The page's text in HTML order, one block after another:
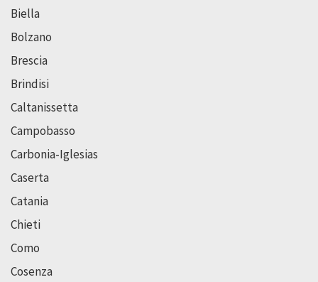
Biella
Bolzano
Brescia
Brindisi
Caltanissetta
Campobasso
Carbonia-Iglesias
Caserta
Catania
Chieti
Como
Cosenza